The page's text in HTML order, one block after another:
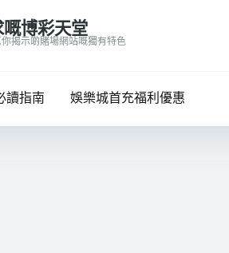
博彩天堂
揭示啲賭場網站嘅獨有特色
讀指南 娛樂城首充福利優惠